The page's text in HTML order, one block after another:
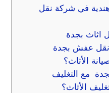
في شركة نقل
اثاث بجدة
نقل عفش بجدة
الأثاث؟
مع التغليف
الأثاث؟